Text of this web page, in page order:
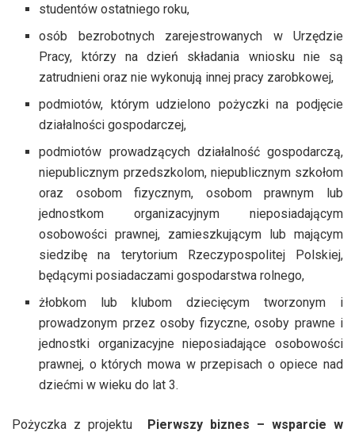
studentów ostatniego roku,
osób bezrobotnych zarejestrowanych w Urzędzie
Pracy, którzy na dzień składania wniosku nie są
zatrudnieni oraz nie wykonują innej pracy zarobkowej,
podmiotów, którym udzielono pożyczki na podjęcie
działalności gospodarczej,
podmiotów prowadzących działalność gospodarczą,
niepublicznym przedszkolom, niepublicznym szkołom
oraz osobom fizycznym, osobom prawnym lub
jednostkom organizacyjnym nieposiadającym
osobowości prawnej, zamieszkującym lub mającym
siedzibę na terytorium Rzeczypospolitej Polskiej,
będącymi posiadaczami gospodarstwa rolnego,
żłobkom lub klubom dziecięcym tworzonym i
prowadzonym przez osoby fizyczne, osoby prawne i
jednostki organizacyjne nieposiadające osobowości
prawnej, o których mowa w przepisach o opiece nad
dziećmi w wieku do lat 3.
Pożyczka z projektu Pierwszy biznes – wsparcie w